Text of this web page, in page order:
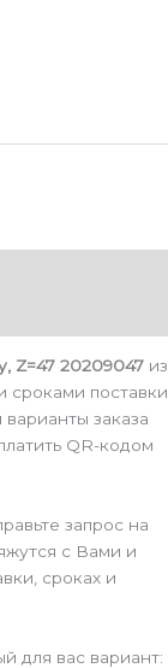
Z=47 20209047 из
сроками поставки
варианты заказа
QR-кодом
запрос на
с Вами и
сроках и
для вас вариант: